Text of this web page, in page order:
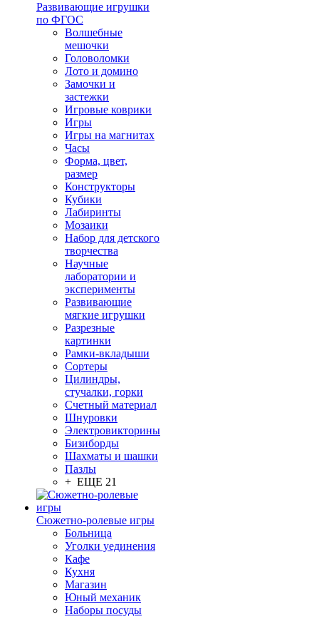
Развивающие игрушки
по ФГОС
Волшебные
мешочки
Головоломки
Лото и домино
Замочки и
застежки
Игровые коврики
Игры
Игры на магнитах
Часы
Форма, цвет,
размер
Конструкторы
Кубики
Лабиринты
Мозаики
Набор для детского
творчества
Научные
лаборатории и
эксперименты
Развивающие
мягкие игрушки
Разрезные
картинки
Рамки-вкладыши
Сортеры
Цилиндры,
стучалки, горки
Счетный материал
Шнуровки
Электровикторины
Бизиборды
Шахматы и шашки
Пазлы
+ ЕЩЕ 21
Сюжетно-ролевые игры
Больница
Уголки уединения
Кафе
Кухня
Магазин
Юный механик
Наборы посуды